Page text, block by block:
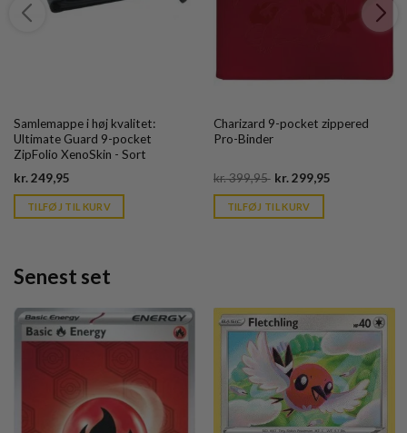
Samlemappe i høj kvalitet:
Ultimate Guard 9-pocket
ZipFolio XenoSkin - Sort
kr.249,95
is:
kr. 39,95.
TILFØJ TIL KURV
Charizard 9-pocket zippered
Pro-Binder
kr.399,95 Original
was:
kr. 399,95.
kr.299,95Current
TILFØJ TIL KURV
Senest set